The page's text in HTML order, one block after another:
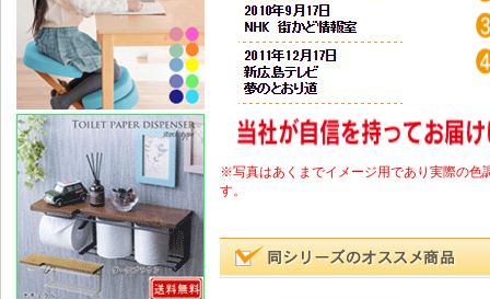
※写真はあくまでイメージ用であり実際の色
す。